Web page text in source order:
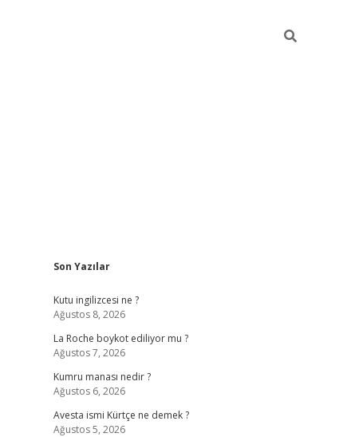
Sidebar
Son Yazılar
Kutu ingilizcesi ne ?
Ağustos 8, 2026
La Roche boykot ediliyor mu ?
Ağustos 7, 2026
Kumru manası nedir ?
Ağustos 6, 2026
Avesta ismi Kürtçe ne demek ?
Ağustos 5, 2026